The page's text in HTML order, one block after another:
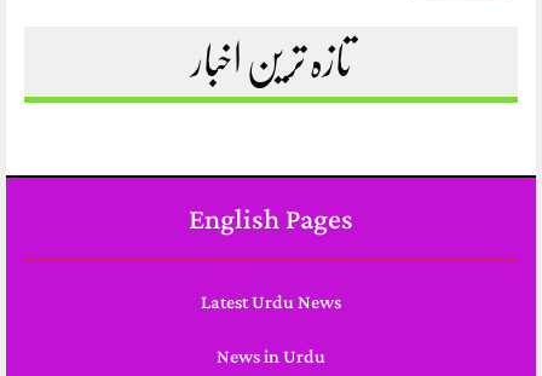
تازہ ترین اخبار
English Pages
Latest Urdu News
News in Urdu